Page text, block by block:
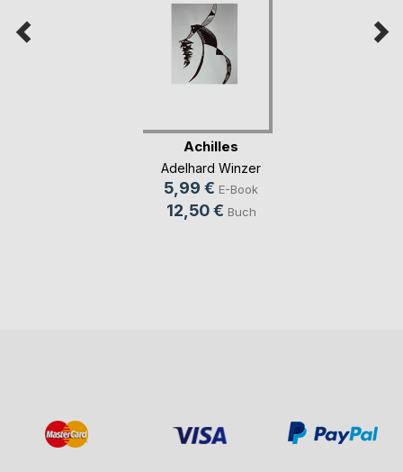
Achilles
Adelhard Winzer
5,99 € E-Book
12,50 € Buch